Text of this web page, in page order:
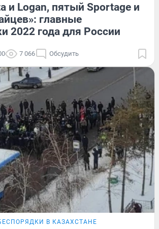
и Logan, пятый Sportage и
главные
2022 года для России
7 066 Обсудить
В КАЗАХСТАНЕ